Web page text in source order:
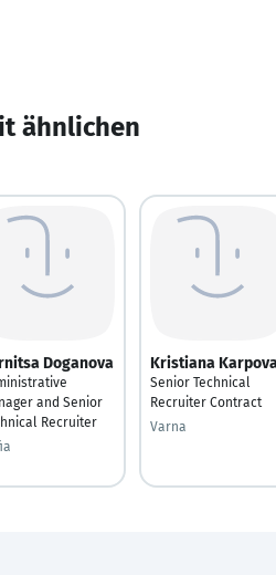
ähnlichen
Doganova
and Senior
Recruiter
Kristiana
Senior Technical
Recruiter Contract
Varna